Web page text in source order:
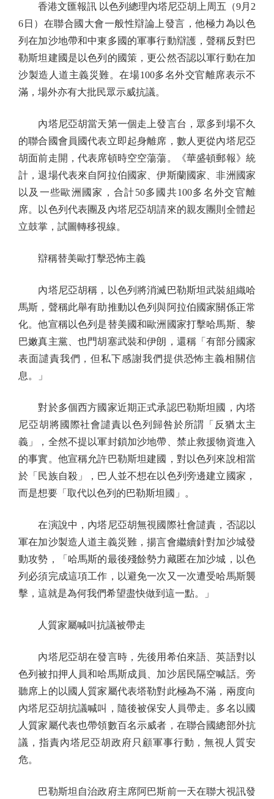
香港文匯報訊 以色列總理內塔尼亞胡上周五（9月2
6日）在聯合國大會一般性辯論上發言，他極力為以色
列在加沙地帶和中東多國的軍事行動辯護，聲稱反對巴
勒斯坦建國是以色列的國策，更公然否認以軍行動在加
沙製造人道主義災難。在場100多名外交官離席表示不
滿，場外亦有大批民眾示威抗議。
內塔尼亞胡當天第一個走上發言台，眾多到場不久
的聯合國會員國代表立即起身離席，數人更從內塔尼亞
胡面前走開，代表席頓時空空蕩蕩。《華盛頓郵報》統
計，退場代表來自阿拉伯國家、伊斯蘭國家、非洲國家
以及一些歐洲國家，合計50多國共100多名外交官離
席。以色列代表團及內塔尼亞胡請來的親友團則全體起
立鼓掌，試圖轉移視線。
辯稱替美歐打擊恐怖主義
內塔尼亞胡稱，以色列將消滅巴勒斯坦武裝組織哈
馬斯，聲稱此舉有助推動以色列與阿拉伯國家關係正常
化。他宣稱以色列是替美國和歐洲國家打擊哈馬斯、黎
巴嫩真主黨、也門胡塞武裝和伊朗，還稱「有部分國家
表面譴責我們，但私下感謝我們提供恐怖主義相關信
息。」
對於多個西方國家近期正式承認巴勒斯坦國，內塔
尼亞胡將國際社會譴責以色列歸咎於所謂「反猶太主
義」，全然不提以軍封鎖加沙地帶、禁止救援物資進入
的事實。他宣稱允許巴勒斯坦建國，對以色列來說相當
於「民族自殺」，巴人並不想在以色列旁邊建立國家，
而是想要「取代以色列的巴勒斯坦國」。
在演說中，內塔尼亞胡無視國際社會譴責，否認以
軍在加沙製造人道主義災難，揚言會繼續針對加沙城發
動攻勢，「哈馬斯的最後殘餘勢力藏匿在加沙城，以色
列必須完成這項工作，以避免一次又一次遭受哈馬斯襲
擊，這就是為何我們希望盡快做到這一點。」
人質家屬喊叫抗議被帶走
內塔尼亞胡在發言時，先後用希伯來語、英語對以
色列被扣押人員和哈馬斯成員、加沙居民隔空喊話。旁
聽席上的以國人質家屬代表塔勒對此極為不滿，兩度向
內塔尼亞胡抗議喊叫，隨後被保安人員帶走。多名以國
人質家屬代表也帶領數百名示威者，在聯合國總部外抗
議，指責內塔尼亞胡政府只顧軍事行動，無視人質安
危。
巴勒斯坦自治政府主席阿巴斯前一天在聯大視訊發